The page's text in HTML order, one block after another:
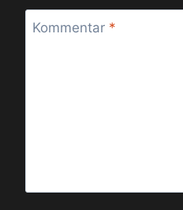
Kommentar *